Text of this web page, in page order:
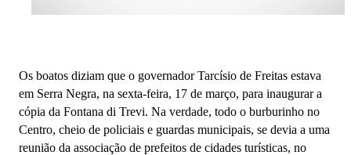
Os boatos diziam que o governador Tarcísio de Freitas estava
em Serra Negra, na sexta-feira, 17 de março, para inaugurar a
cópia da Fontana di Trevi. Na verdade, todo o burburinho no
Centro, cheio de policiais e guardas municipais, se devia a uma
reunião da associação de prefeitos de cidades turísticas, no